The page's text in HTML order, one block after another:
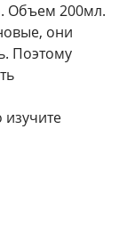
Объем 200мл.
они
Поэтому
изучите